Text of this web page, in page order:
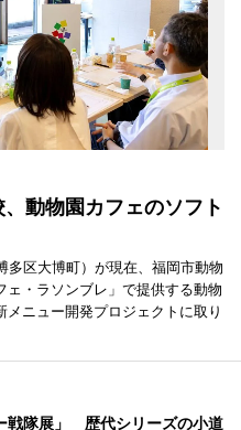
動物園カフェのソフト
多区大博町）が現在、福岡市動物
・ラソンブレ」で提供する動物
ニュー開発プロジェクトに取り
戦隊展」 歴代シリーズの小道